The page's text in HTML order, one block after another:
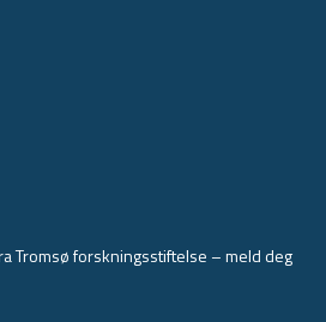
Tromsø forskningsstiftelse – meld deg